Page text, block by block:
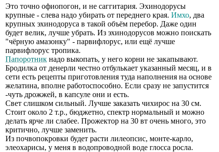
Это точно офиопогон, и не саггитария. Эхинодорусы
крупные - слева надо убирать от переднего края. Имхо, два
крупных эхинодоруса в такой объём перебор. Даже один
будет велик, лучше убрать. Из эхинодорусов можно поискать
"чёрную амазонку" - парвифлорус, или ещё лучше
парвифлорус тропика.
Папоротник надо выкопать, у него корни не закапывают.
Бродилка от денерли честно отбулькает указанный месяц, и в
сети есть рецепты приготовления туда наполнения на основе
желатина, вполне работоспособно. Если сразу не запустится
-чуть дрожжей, в капсуле они и есть.
Свет слишком сильный. Лучше заказать чихирос на 30 см.
Стоит около 2 т.р., бюджетно, спектр нормальный и можно
делать ярче ли слабее. Прожектор на 30 вт очень много, это
критично, лучше заменить.
Из почвопокровки будет расти лилеопсис, монте-карло,
элеохарисы, у меня в водопроводной воде глосса росла.